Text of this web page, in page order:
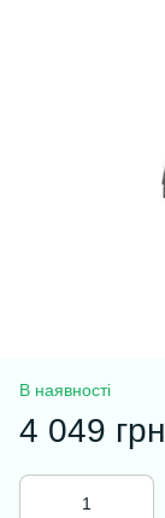
В наявності
4 049 грн